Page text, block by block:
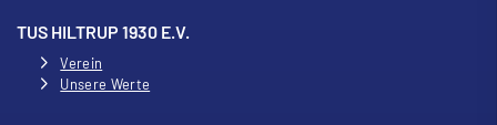
TUS HILTRUP 1930 E.V.
Verein
Unsere Werte